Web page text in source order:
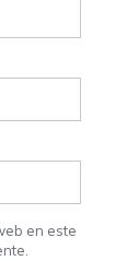
en este